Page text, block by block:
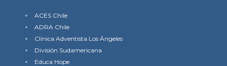
ACES Chile
ADRA Chile
Clínica Adventista Los Ángeles
División Sudamericana
Educa Hope